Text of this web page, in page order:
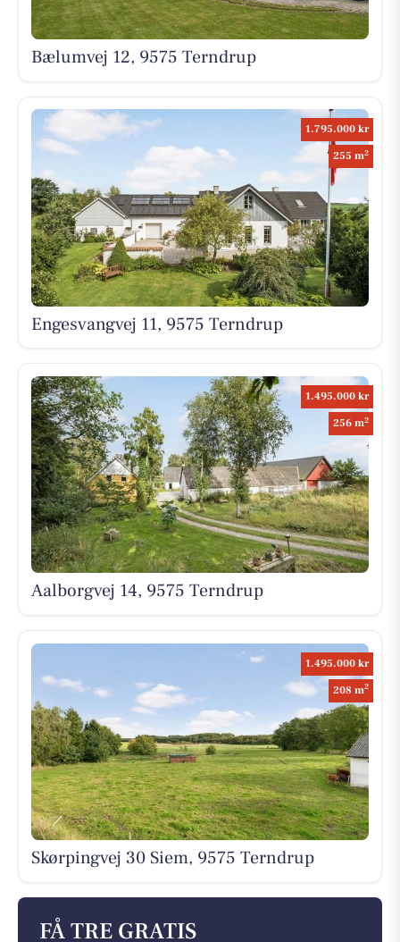
Bælumvej 12, 9575 Terndrup
1.795.000 kr
255 m2
Engesvangvej 11, 9575 Terndrup
1.495.000 kr
256 m2
Aalborgvej 14, 9575 Terndrup
1.495.000 kr
208 m2
Skørpingvej 30 Siem, 9575 Terndrup
FÅ TRE GRATIS